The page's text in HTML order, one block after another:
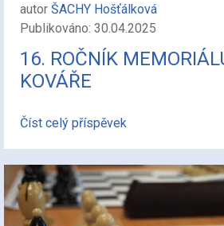
autor ŠACHY Hošťálková
Publikováno: 30.04.2025
16. ROČNÍK
KOVÁŘE
Číst celý příspěvek